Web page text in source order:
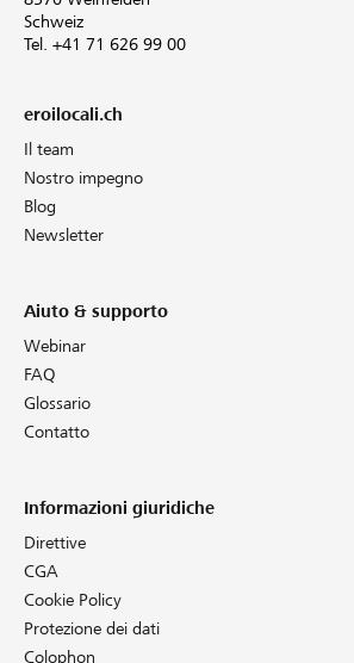
Schweiz
Tel. +41 71 626 99 00
eroilocali.ch
Il team
Nostro impegno
Blog
Newsletter
Aiuto & supporto
Webinar
FAQ
Glossario
Contatto
Informazioni giuridiche
Direttive
CGA
Cookie Policy
Protezione dei dati
Colophon